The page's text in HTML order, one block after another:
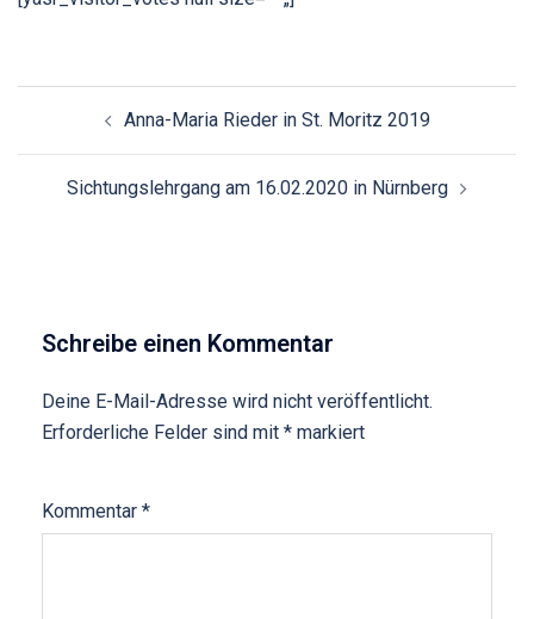
Beitragsnavigation
Anna-Maria Rieder in St. Moritz 2019
Sichtungslehrgang am 16.02.2020 in Nürnberg
Schreibe einen Kommentar
Deine E-Mail-Adresse wird nicht veröffentlicht.
Erforderliche Felder sind mit * markiert
Kommentar *